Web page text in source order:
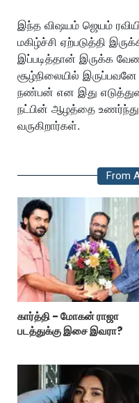
இந்த விஷயம் ஜெயம்
மகிழ்ச்சி ஏற்படுத்தி
இப்படித்தான் இருக்க
சூழ்நிலையில்
நண்பன் என இது
நட்பின் ஆழத்தை உணர்ந்து
வருகிறார்கள்.
From
கார்த்தி - மோகன் ராஜா
படத்துக்கு இசை இவரா?